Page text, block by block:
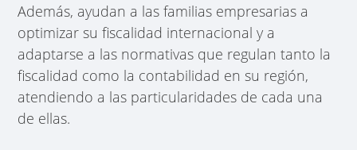
Además, ayudan a las familias empresarias a
optimizar su fiscalidad internacional y a
adaptarse a las normativas que regulan tanto la
fiscalidad como la contabilidad en su región,
atendiendo a las particularidades de cada una
de ellas.